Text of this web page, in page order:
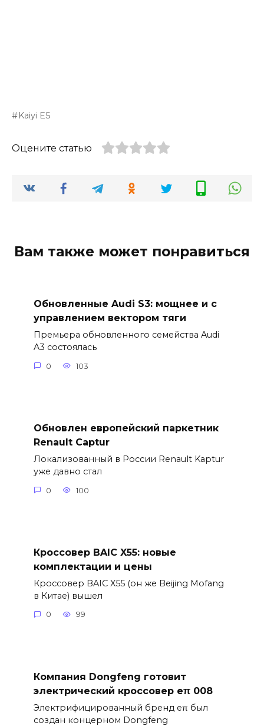
Kaiyi E5
Оцените статью
Вам также может понравиться
Обновленные Audi S3: мощнее и с
управлением вектором тяги
Премьера обновленного семейства Audi
A3 состоялась
0 103
Обновлен европейский паркетник
Renault Captur
Локализованный в России Renault Kaptur
уже давно стал
0 100
Кроссовер BAIC X55: новые
комплектации и цены
Кроссовер BAIC X55 (он же Beijing Mofang
в Китае) вышел
0 99
Компания Dongfeng готовит
электрический кроссовер eπ 008
Электрифицированный бренд eπ был
создан концерном Dongfeng